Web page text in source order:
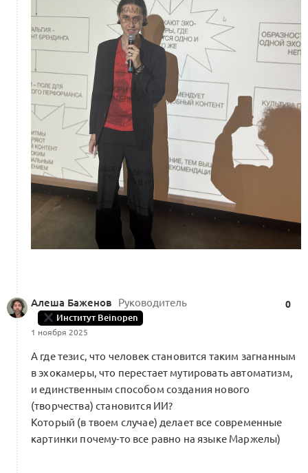
Алеша Баженов Руководитель
Институт Beinopen
1 ноября 2025
0
А где тезис, что человек становится таким загнанным
в эхокамеры, что перестает мутировать автоматизм,
и единственным способом создания нового
(творчества) становится ИИ?
Который (в твоем случае) делает все современные
картинки почему-то все равно на языке Маржелы)